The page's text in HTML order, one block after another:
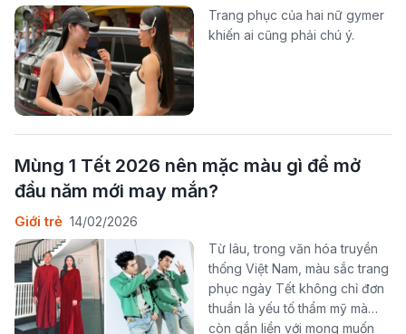
Trang phục của hai nữ gymer
khiến ai cũng phải chú ý.
Mùng 1 Tết 2026 nên mặc màu gì để mở
đầu năm mới may mắn?
Giới trẻ 14/02/2026
Từ lâu, trong văn hóa truyền
thống Việt Nam, màu sắc trang
phục ngày Tết không chỉ đơn
thuần là yếu tố thẩm mỹ mà
còn gắn liền với mong muốn